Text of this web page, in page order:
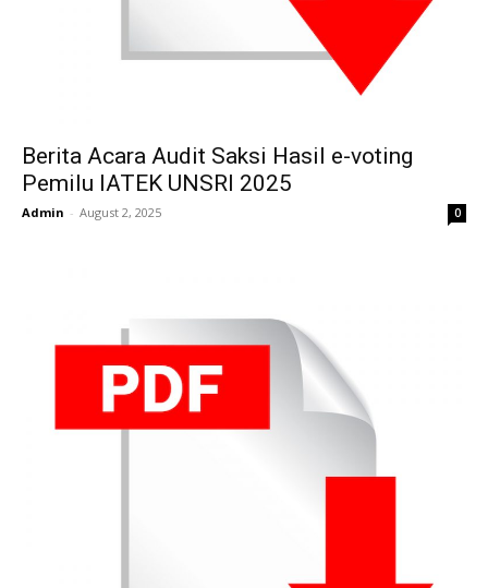
Berita Acara Audit Saksi Hasil e-voting
Pemilu IATEK UNSRI 2025
Admin - August 2, 2025 0